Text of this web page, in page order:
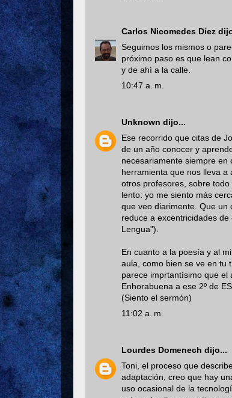
Carlos Nicomedes Díez
Seguimos los mismos o
próximo paso es que lean
y de ahí a la calle.
10:47 a. m.
Unknown dijo...
Ese recorrido que citas de
de un año conocer y
necesariamente siempre
herramienta que nos lleva
otros profesores, sobre
lento: yo me siento más
que veo diarimente. Que un
reduce a excentricidades
Lengua").
En cuanto a la poesía y al
aula, como bien se ve en tu
parece imprtantísimo que el
Enhorabuena a ese 2º de
(Siento el sermón)
11:02 a. m.
Lourdes Domenech dijo...
Toni, el proceso que
adaptación, creo que hay
uso ocasional de la